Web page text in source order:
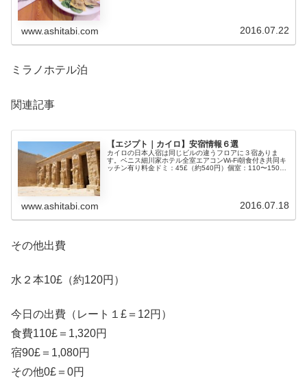
www.ashitabi.com 2016.07.22
ミラノホテル泊
関連記事
【エジプト｜カイロ】安宿情報６選
カイロの日本人宿は同じビルの違うフロアに３宿ありま
す。ベニス細川家ホテル全室エアコンWi-Fi朝食付き共同キ
ッチン有り料金ドミ：45£（約540円）個室：110〜150£
www.ashitabi.com 2016.07.18
その他出費
水２本10£（約120円）
今日の出費（レート１£＝12円）
食費110£＝1,320円
宿90£＝1,080円
その他0£＝0円